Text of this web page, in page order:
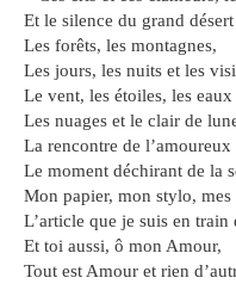
Et le silence du grand
Les forêts, les montagnes,
Les jours, les nuits et les
Le vent, les étoiles, les
Les nuages et le clair de
La rencontre de
Le moment déchirant de la
Mon papier, mon stylo, mes
L’article que je suis en train
Et toi aussi, ô mon Amour,
Tout est Amour et rien